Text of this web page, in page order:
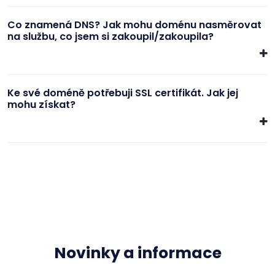
Co znamená DNS? Jak mohu doménu nasměrovat
na službu, co jsem si zakoupil/zakoupila?
Ke své doméně potřebuji SSL certifikát. Jak jej
mohu získat?
Novinky a informace